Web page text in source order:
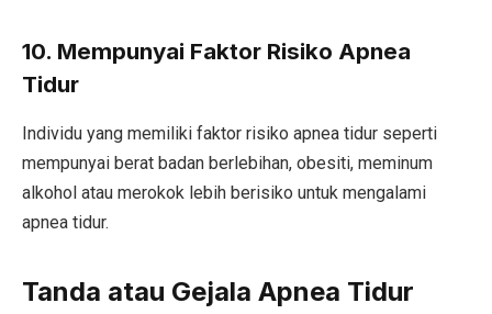
10. Mempunyai Faktor Risiko Apnea
Tidur
Individu yang memiliki faktor risiko apnea tidur seperti
mempunyai berat badan berlebihan, obesiti, meminum
alkohol atau merokok lebih berisiko untuk mengalami
apnea tidur.
Tanda atau Gejala Apnea Tidur